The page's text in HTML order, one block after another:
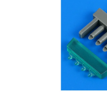
FARBY & POMÔCKY